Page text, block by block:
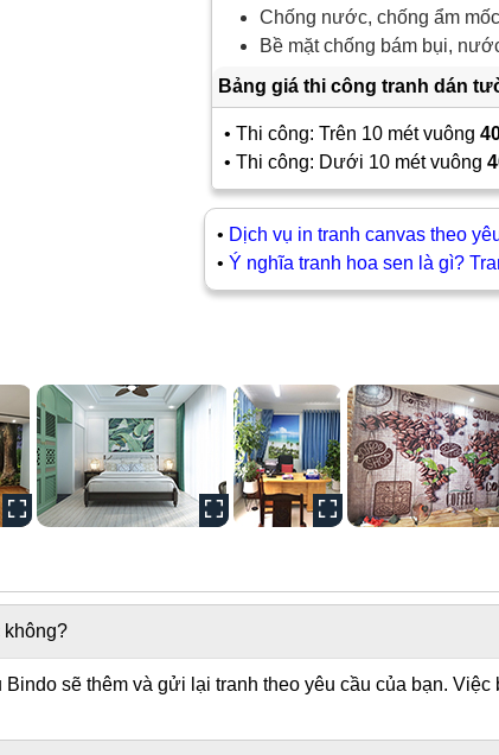
Chống nước, chống ẩm
Bề mặt chống bám bụi,
Bảng giá thi công tranh dán
• Thi công: Trên 10 mét vuông
• Thi công: Dưới 10 mét vuông
• Dịch vụ in tranh canvas theo
• Ý nghĩa tranh hoa sen là gì?
không?
sẽ thêm và gửi lại tranh theo yêu cầu của bạn.